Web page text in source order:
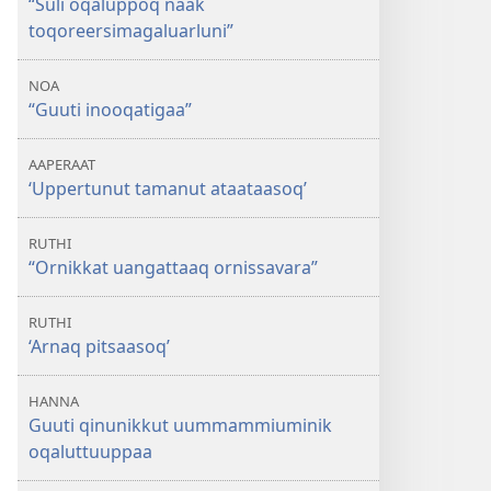
toqoreersimagaluarluni”
NOA
“Guuti inooqatigaa”
AAPERAAT
‘Uppertunut tamanut ataataasoq’
RUTHI
“Ornikkat uangattaaq ornissavara”
RUTHI
‘Arnaq pitsaasoq’
HANNA
Guuti qinunikkut uummammiuminik
oqaluttuuppaa